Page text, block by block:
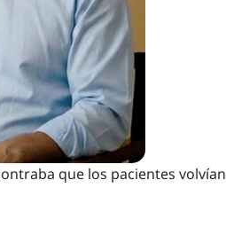
que los pacientes volvían